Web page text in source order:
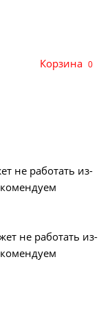
Корзина 0
не работать из-
не работать из-